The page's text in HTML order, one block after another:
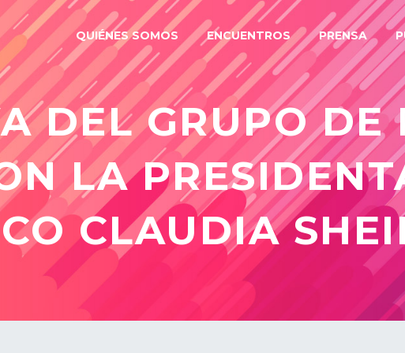
QUIÉNES SOMOS ENCUENTROS PRENSA
DEL GRUPO DE
LA
CLAUDIA